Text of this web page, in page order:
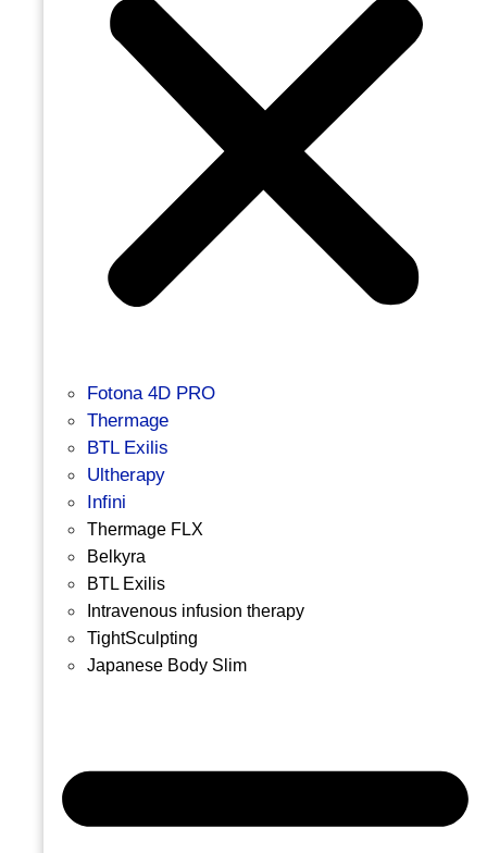
Fotona 4D PRO
Thermage
BTL Exilis
Ultherapy
Infini
Thermage FLX
Belkyra
BTL Exilis
Intravenous infusion therapy
TightSculpting
Japanese Body Slim